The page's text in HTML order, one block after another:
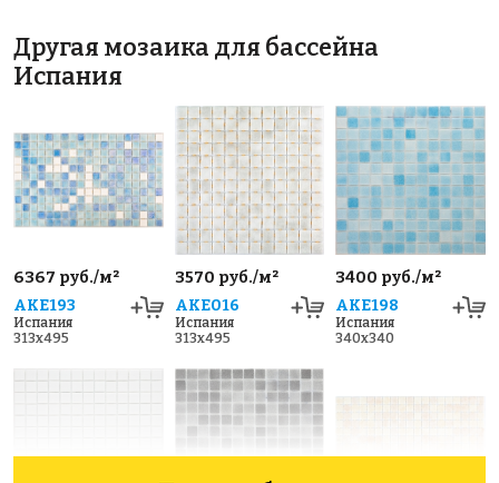
Другая мозаика для бассейна
Испания
6367 руб./м²
AKE193
Испания
313x495
3570 руб./м²
AKE016
Испания
313x495
3400 руб./м²
AKE198
Испания
340x340